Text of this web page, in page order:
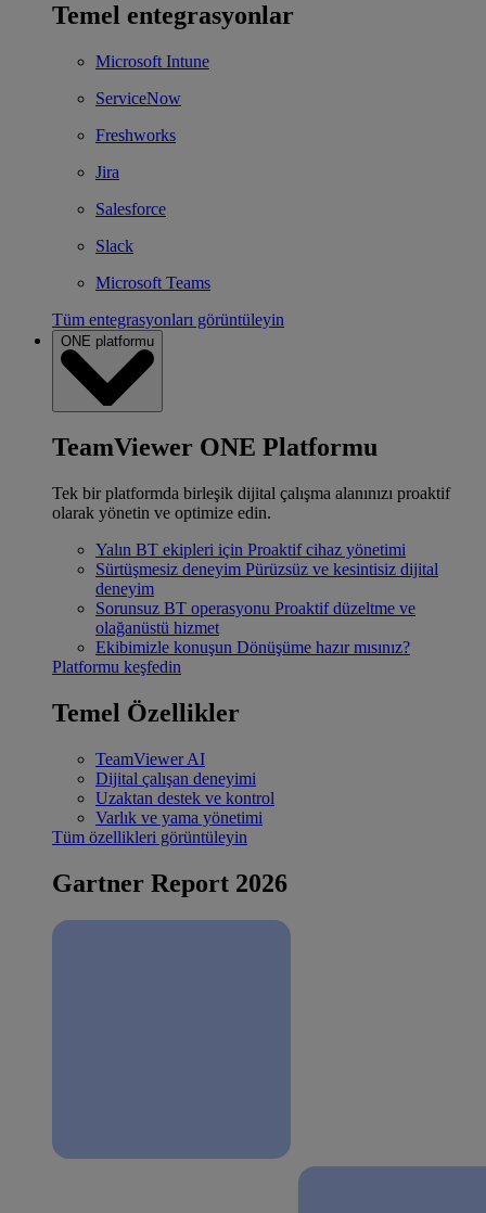
Temel entegrasyonlar
Microsoft Intune
ServiceNow
Freshworks
Jira
Salesforce
Slack
Microsoft Teams
Tüm entegrasyonları görüntüleyin
ONE platformu
TeamViewer ONE Platformu
Tek bir platformda birleşik dijital çalışma alanınızı proaktif
olarak yönetin ve optimize edin.
Yalın BT ekipleri için Proaktif cihaz yönetimi
Sürtüşmesiz deneyim Pürüzsüz ve kesintisiz dijital
deneyim
Sorunsuz BT operasyonu Proaktif düzeltme ve
olağanüstü hizmet
Ekibimizle konuşun Dönüşüme hazır mısınız?
Platformu keşfedin
Temel Özellikler
TeamViewer AI
Dijital çalışan deneyimi
Uzaktan destek ve kontrol
Varlık ve yama yönetimi
Tüm özellikleri görüntüleyin
Gartner Report 2026